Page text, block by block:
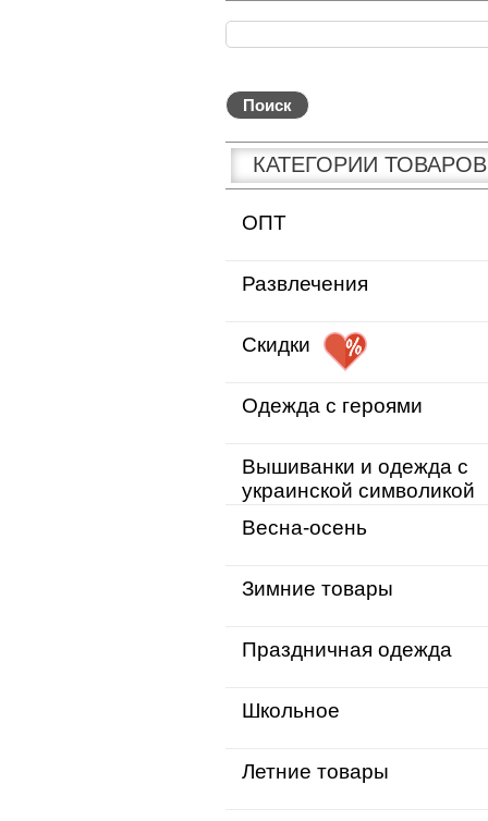
КАТЕГОРИИ
ОПТ
Развлечения
Скидки
Одежда с героями
Вышиванки и одежда с
украинской символикой
Весна-осень
Зимние товары
Праздничная одежда
Школьное
Летние товары